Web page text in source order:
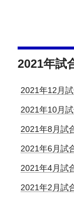
2021年試
2021年12月
2021年10月
2021年8月試
2021年6月試
2021年4月試
2021年2月試